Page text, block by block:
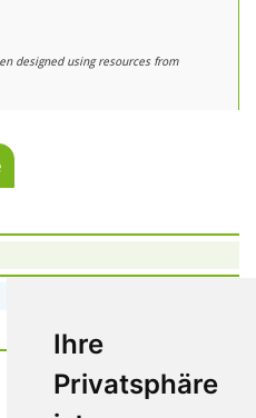
Ihre
Privatsphäre
designed using resources from